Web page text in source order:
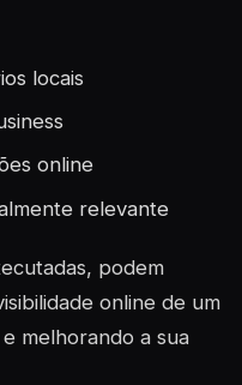
locais
online
relevante
podem
online de um
melhorando a sua